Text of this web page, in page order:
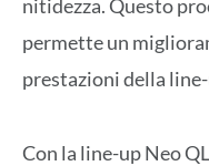
nitidezza. Questo
permette un
prestazioni della
Con la line-up Neo